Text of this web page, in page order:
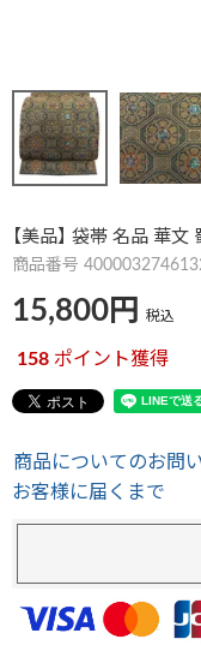
【美品】 袋帯 名品 華
商品番号
15,800 税込
158 ポイント獲得
商品についてのお問
お客様に届くまで